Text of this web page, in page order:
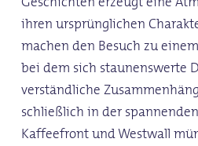
ihren ursprünglichen
machen den Besuch zu
bei dem sich staunenswerte
verständliche
schließlich in der
Kaffeefront und Westwall